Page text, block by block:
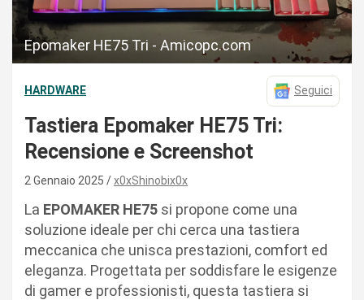
Epomaker HE75 Tri - Amicopc.com
HARDWARE Seguici
Tastiera Epomaker HE75 Tri:
Recensione e Screenshot
2 Gennaio 2025 x0xShinobix0x
La EPOMAKER HE75 si propone come una
soluzione ideale per chi cerca una tastiera
meccanica che unisca prestazioni, comfort ed
eleganza. Progettata per soddisfare le esigenze
di gamer e professionisti, questa tastiera si